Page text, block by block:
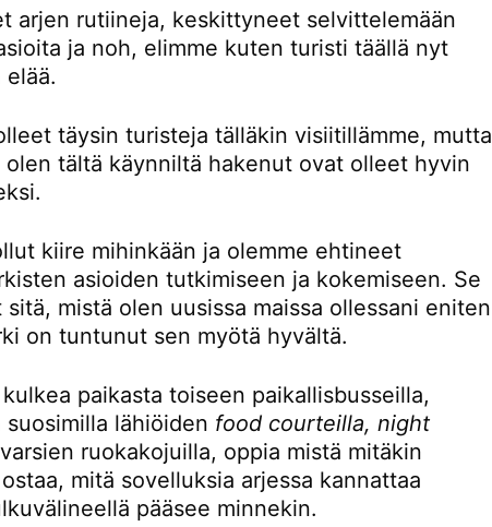
arjen rutiineja, keskittyneet selvittelemään
ja noh, elimme kuten turisti täällä nyt
elää.
täysin turisteja tälläkin visiitillämme, mutta
tältä käynniltä hakenut ovat olleet hyvin
kiire mihinkään ja olemme ehtineet
asioiden tutkimiseen ja kokemiseen. Se
mistä olen uusissa maissa ollessani eniten
on tuntunut sen myötä hyvältä.
paikasta toiseen paikallisbusseilla,
lähiöiden food courteilla, night
ruokakojuilla, oppia mistä mitäkin
mitä sovelluksia arjessa kannattaa
pääsee minnekin.